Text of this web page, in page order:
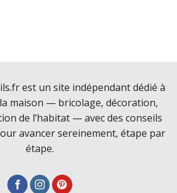
est un site indépendant dédié à
maison — bricolage, décoration,
de l’habitat — avec des conseils
avancer sereinement, étape par
étape.